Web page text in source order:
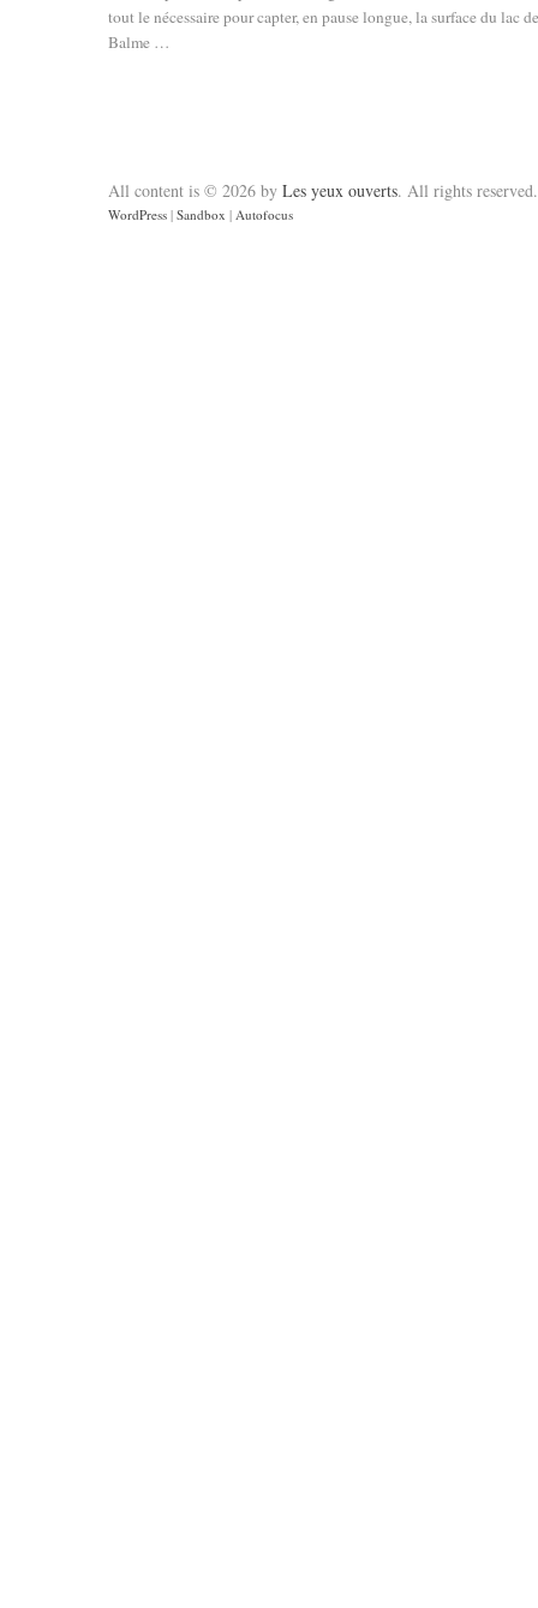
tout le nécessaire pour capter, en pause longue, la surface du lac
Balme …
All content is © 2026 by Les yeux ouverts. All rights reserved.
WordPress | Sandbox | Autofocus